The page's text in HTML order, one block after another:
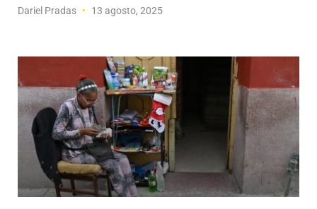
Dariel Pradas 13 agosto, 2025